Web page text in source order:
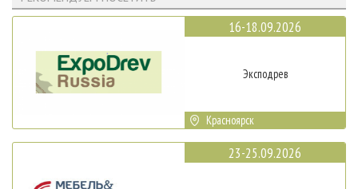
16-18.09.2026
Эксподрев
Красноярск
23-25.09.2026